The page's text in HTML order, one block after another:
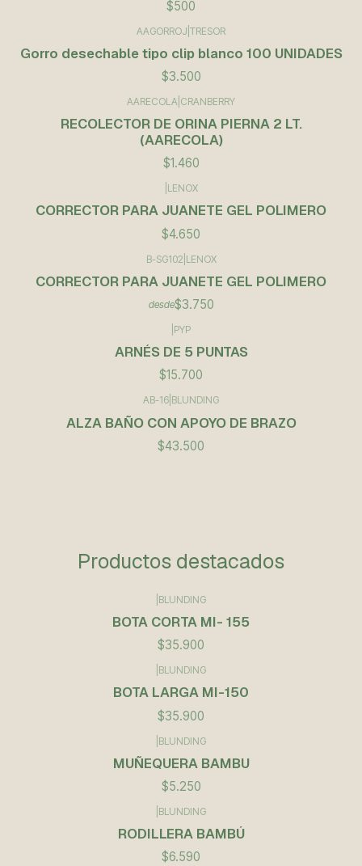
$500
AAGORROJ TRESOR
Gorro desechable tipo clip blanco 100 UNIDADES
$3.500
AARECOLA CRANBERRY
RECOLECTOR DE ORINA PIERNA 2 LT.
(AARECOLA)
$1.460
LENOX
CORRECTOR PARA JUANETE GEL POLIMERO
$4.650
B-SG102 LENOX
CORRECTOR PARA JUANETE GEL POLIMERO
desde$3.750
PYP
ARNÉS DE 5 PUNTAS
$15.700
AB-16 BLUNDING
ALZA BAÑO CON APOYO DE BRAZO
$43.500
Productos destacados
BLUNDING
BOTA CORTA MI- 155
$35.900
BLUNDING
BOTA LARGA MI-150
$35.900
BLUNDING
MUÑEQUERA BAMBU
$5.250
BLUNDING
RODILLERA BAMBÚ
$6.590